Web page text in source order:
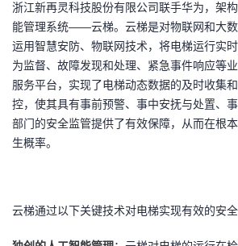
程
认
证
的
实
验
我
的
收
藏
支
持
声
建
议
浙江新再灵科技股份有限公司联手华为，架
能管理系统——云梯。云梯是对物联网和大数
运用智慧安防、物联网技术，将电梯运行实
为监督、故障发现和处理、紧急事件响应等
服务平台，实现了电梯动态数据的及时收集
控，使其具有事前预警、事中安抚与处置、
部门的安全监管提供了有效保障，从而在根
生概率。
云梯通过以下关键技术对电梯实现有效的安全